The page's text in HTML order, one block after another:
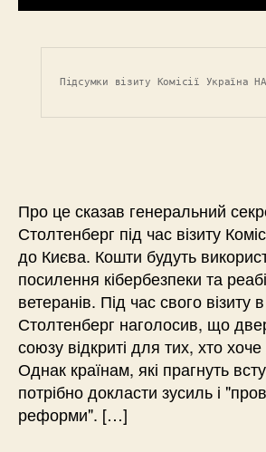
Підсумки візиту Комісії Україна
Про це сказав генеральний
Столтенберг під час візиту
до Києва. Кошти будуть
посилення кібербезпеки та
ветеранів. Під час свого візиту
Столтенберг наголосив, що
союзу відкриті для тих, хто
Однак країнам, які прагнуть
потрібно докласти зусиль і
реформи". […]